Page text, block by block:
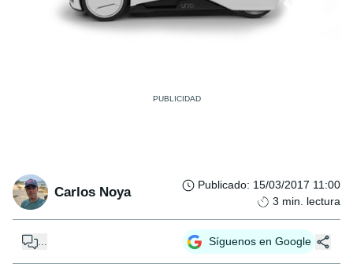
Carlos Noya Publicado: 15/03/2017 11:00
3 min. lectura
... Síguenos en Google